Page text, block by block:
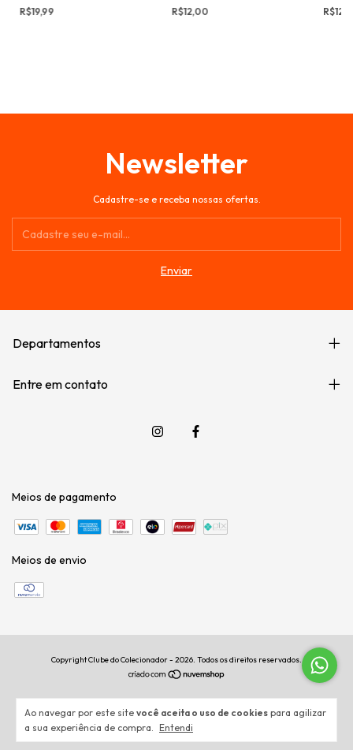
Ao navegar por este site você aceita o uso de cookies para agilizar
a sua experiência de compra. Entendi
R$19,99
R$12,00
Newsletter
Cadastre-se e receba nossas ofertas.
Departamentos
Entre em contato
Meios de pagamento
Meios de envio
Copyright Clube do Colecionador - 2026. Todos os direitos reservados.